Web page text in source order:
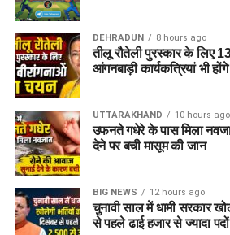
DEHRADUN 8 hours ago
तीलू रौतेली पुरस्कार के लिए
आंगनबाड़ी कार्यकत्रियां भी
UTTARAKHAND 10 hours ago
उफनते गधेरे के पास मिला
देने पर बची मासूम की जान
BIG NEWS 12 hours ago
चुनावी साल में धामी सरकार
से पहले ढाई हजार से ज्यादा